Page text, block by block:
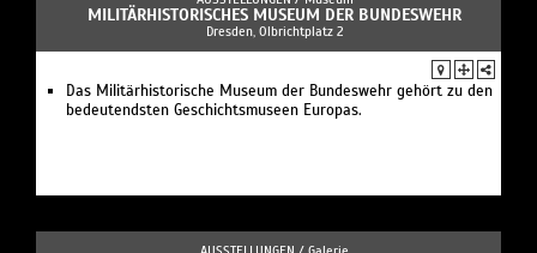
MILITÄRHISTORISCHES MUSEUM DER BUNDESWEHR
Dresden, Olbrichtplatz 2
Das Militärhistorische Museum der Bundeswehr gehört zu den
bedeutendsten Geschichtsmuseen Europas.